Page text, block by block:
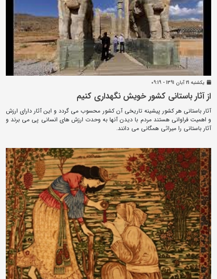
يکشنبه 21 آبان 1391 - 09:19
از آثار باستانی کشور خویش نگهداری کنیم
آثار باستانی هر کشور پیشینه تاریخی آن کشور محسوب می گردد و این آثار دارای ارزش
و اهمیت فراوانی هستند مردم با دیدن آنها به وحدت ارزش های انسانی پی می برند و
آثار باستانی را میراثی همگانی می دانند.